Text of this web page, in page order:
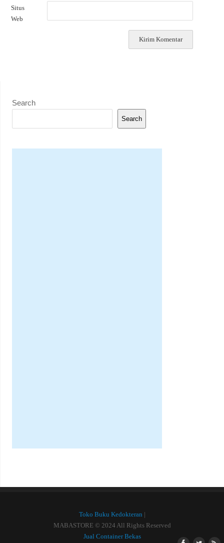
Situs
Web
Search
Search
Toko Buku Kedokteran |
MABASTORE © 2024 All Rights Reserved
Jual Container Bekas